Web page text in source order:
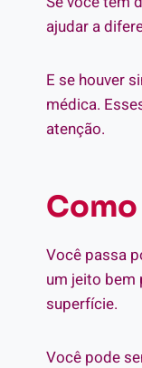
ajudar a
E se houver
médica.
atenção.
Você passa
um jeito bem
superfície.
Você pode